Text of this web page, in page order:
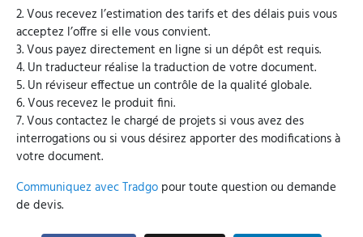
2. Vous recevez l’estimation des tarifs et des délais puis vous
acceptez l’offre si elle vous convient.
3. Vous payez directement en ligne si un dépôt est requis.
4. Un traducteur réalise la traduction de votre document.
5. Un réviseur effectue un contrôle de la qualité globale.
6. Vous recevez le produit fini.
7. Vous contactez le chargé de projets si vous avez des
interrogations ou si vous désirez apporter des modifications à
votre document.
Communiquez avec Tradgo pour toute question ou demande
de devis.